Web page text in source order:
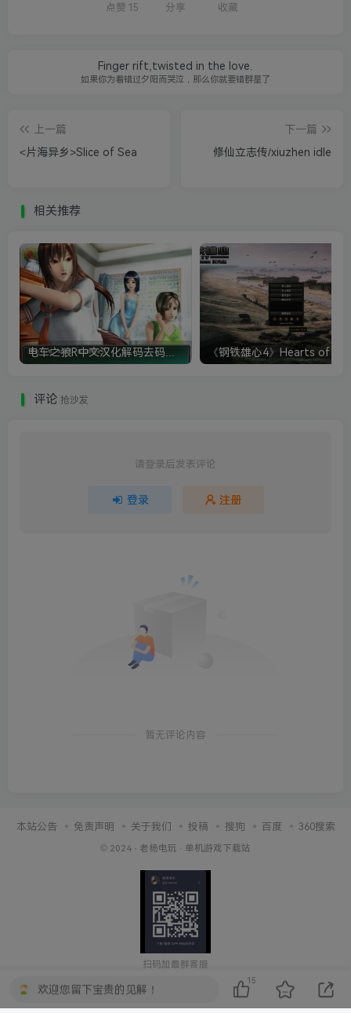
点赞 15 分享 收藏
Finger rift,twisted in the love.
如果你为着错过夕阳而哭泣，那么你就要错群星了
上一篇
<片海异乡>Slice of Sea
下一篇
修仙立志传/xiuzhen idle
相关推荐
评论 抢沙发
请登录后发表评论
登录 注册
暂无评论内容
本站公告 免责声明 关于我们 投稿 搜狗 百度 360搜索
© 2024 · 老杨电玩 · 单机游戏下载站
扫码加最群客服
欢迎您留下宝贵的见解！
15